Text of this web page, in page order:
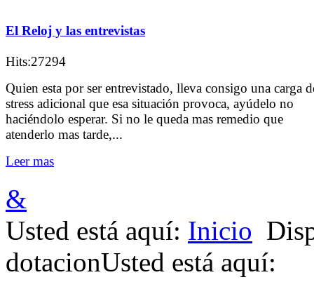
El Reloj y las entrevistas
Hits:27294
Quien esta por ser entrevistado, lleva consigo una carga
stress adicional que esa situación provoca, ayúdelo no
haciéndolo esperar. Si no le queda mas remedio que
atenderlo mas tarde,...
Leer mas
&
Usted está aquí: Inicio
dotacionUsted está aquí: